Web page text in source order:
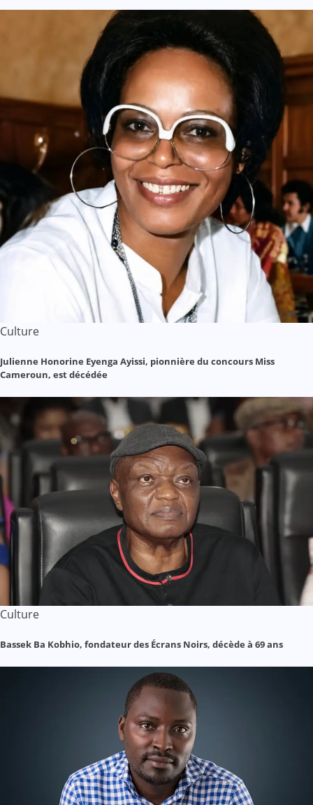
Culture
Julienne Honorine Eyenga Ayissi, pionnière du concours Miss
Cameroun, est décédée
Culture
Bassek Ba Kobhio, fondateur des Écrans Noirs, décède à 69 ans